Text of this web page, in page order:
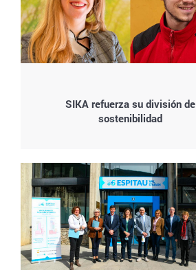
SIKA refuerza su división de
sostenibilidad